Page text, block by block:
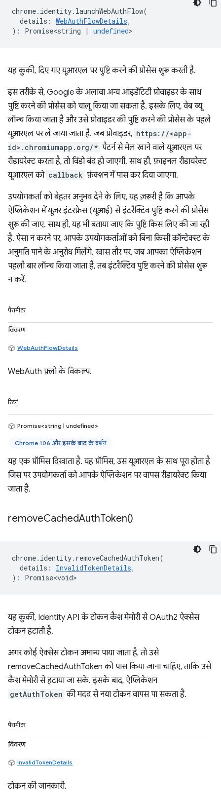
chrome. identity. launchWebAuthFlow(
details : WebAuthFlowDetails,
) : Promise<string | undefined>
यह कुकी, दिए गए यूआरएल पर पुष्टि करने की प्रोसेस शुरू करती है.
इस तरीके से, Google के अलावा अन्य आइडेंटिटी प्रोवाइडर के साथ
पुष्टि करने की प्रोसेस को चालू किया जा सकता है. इसके लिए, वेब व्यू
लॉन्च किया जाता है और उसे प्रोवाइडर की पुष्टि करने की प्रोसेस के पहले
यूआरएल पर ले जाया जाता है. जब प्रोवाइडर, https://<app-
id>.chromiumapp.org/* पैटर्न से मेल खाने वाले यूआरएल पर
रीडायरेक्ट करता है, तो विंडो बंद हो जाएगी. साथ ही, फ़ाइनल रीडायरेक्ट
यूआरएल को callback फ़ंक्शन में पास कर दिया जाएगा.
उपयोगकर्ता को बेहतर अनुभव देने के लिए, यह ज़रूरी है कि आपके
ऐप्लिकेशन में यूज़र इंटरफ़ेस (यूआई) से इंटरैक्टिव पुष्टि करने की प्रोसेस
शुरू की जाए. साथ ही, यह भी बताया जाए कि पुष्टि किस लिए की जा रही
है. ऐसा न करने पर, आपके उपयोगकर्ताओं को बिना किसी कॉन्टेक्स्ट के
अनुमति पाने के अनुरोध मिलेंगे. खास तौर पर, जब आपका ऐप्लिकेशन
पहली बार लॉन्च किया जाता है, तब इंटरैक्टिव पुष्टि करने की प्रोसेस शुरू
न करें.
पैरामीटर
विवरण
WebAuthFlowDetails
WebAuth फ़्लो के विकल्प.
रिटर्न
Promise<string | undefined>
Chrome 106 और इसके बाद के वर्शन
यह एक प्रॉमिस दिखाता है. यह प्रॉमिस, उस यूआरएल के साथ पूरा होता है
जिस पर उपयोगकर्ता को आपके ऐप्लिकेशन पर वापस रीडायरेक्ट किया
जाता है.
removeCachedAuthToken()
chrome. identity. removeCachedAuthToken(
details : InvalidTokenDetails,
) : Promise<void>
यह कुकी, Identity API के टोकन कैश मेमोरी से OAuth2 ऐक्सेस
टोकन हटाती है.
अगर कोई ऐक्सेस टोकन अमान्य पाया जाता है, तो उसे
removeCachedAuthToken को पास किया जाना चाहिए, ताकि उसे
कैश मेमोरी से हटाया जा सके. इसके बाद, ऐप्लिकेशन
getAuthToken की मदद से नया टोकन वापस पा सकता है.
पैरामीटर
विवरण
InvalidTokenDetails
टोकन की जानकारी.